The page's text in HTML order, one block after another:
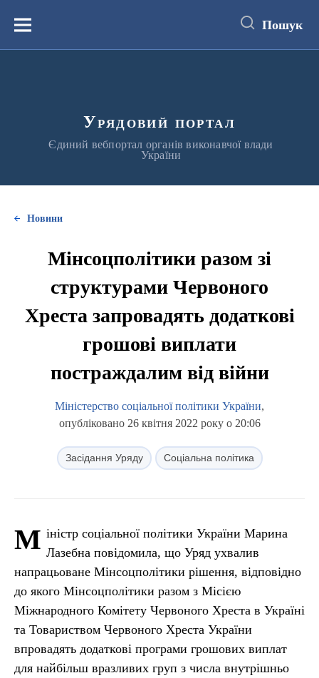
вмістуМеню Пошук
Урядовий портал
Єдиний вебпортал органів виконавчої влади
України
Новини
Мінсоцполітики разом зі
структурами Червоного
Хреста запровадять додаткові
грошові виплати
постраждалим від війни
Міністерство соціальної політики України,
опубліковано 26 квітня 2022 року о 20:06
Засідання Уряду Соціальна політика
М іністр соціальної політики України Марина
Лазебна повідомила, що Уряд ухвалив
напрацьоване Мінсоцполітики рішення, відповідно
до якого Мінсоцполітики разом з Місією
Міжнародного Комітету Червоного Хреста в Україні
та Товариством Червоного Хреста України
впровадять додаткові програми грошових виплат
для найбільш вразливих груп з числа внутрішньо